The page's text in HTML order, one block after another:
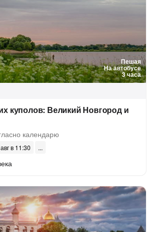
Пешая
На автобусе
3 часа
куполов: Великий Новгород и
календарю
в 11:30